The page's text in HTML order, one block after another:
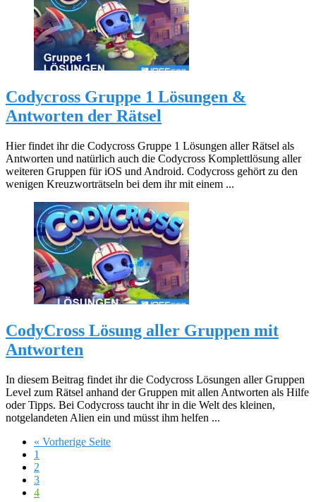
Codycross Gruppe 1 Lösungen &
Antworten der Rätsel
Hier findet ihr die Codycross Gruppe 1 Lösungen aller Rätsel als
Antworten und natürlich auch die Codycross Komplettlösung aller
weiteren Gruppen für iOS und Android. Codycross gehört zu den
wenigen Kreuzworträtseln bei dem ihr mit einem ...
CodyCross Lösung aller Gruppen mit
Antworten
In diesem Beitrag findet ihr die Codycross Lösungen aller Gruppen
Level zum Rätsel anhand der Gruppen mit allen Antworten als Hilfe
oder Tipps. Bei Codycross taucht ihr in die Welt des kleinen,
notgelandeten Alien ein und müsst ihm helfen ...
« Vorherige Seite
1
2
3
4